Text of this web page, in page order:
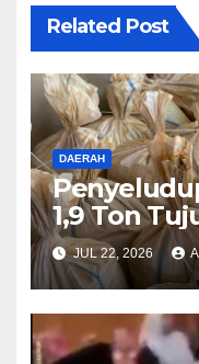
Related Post
DAERAH
1,9 Ton
Karimun
JUL 22, 2026